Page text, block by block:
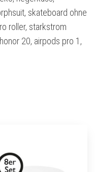
skateboard ohne
roller, starkstrom
20, airpods pro 1,